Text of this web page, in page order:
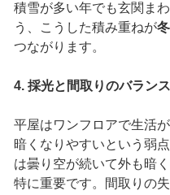
積雪が多い年でも玄関ま
う、こうした積み重ねが
つながります。
4. 採光と間取りのバラン
平屋はワンフロアで生活
暗くなりやすいという弱
は曇り空が続いて外も暗
特に重要です。間取りの